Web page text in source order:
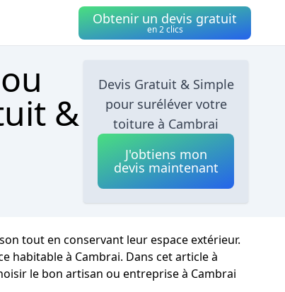
Obtenir un devis gratuit
en 2 clics
&
Devis Gratuit & Simple
pour suréléver votre
toiture à Cambrai
J'obtiens mon
devis maintenant
tout en conservant leur espace extérieur.
habitable à Cambrai. Dans cet article à
le bon artisan ou entreprise à Cambrai